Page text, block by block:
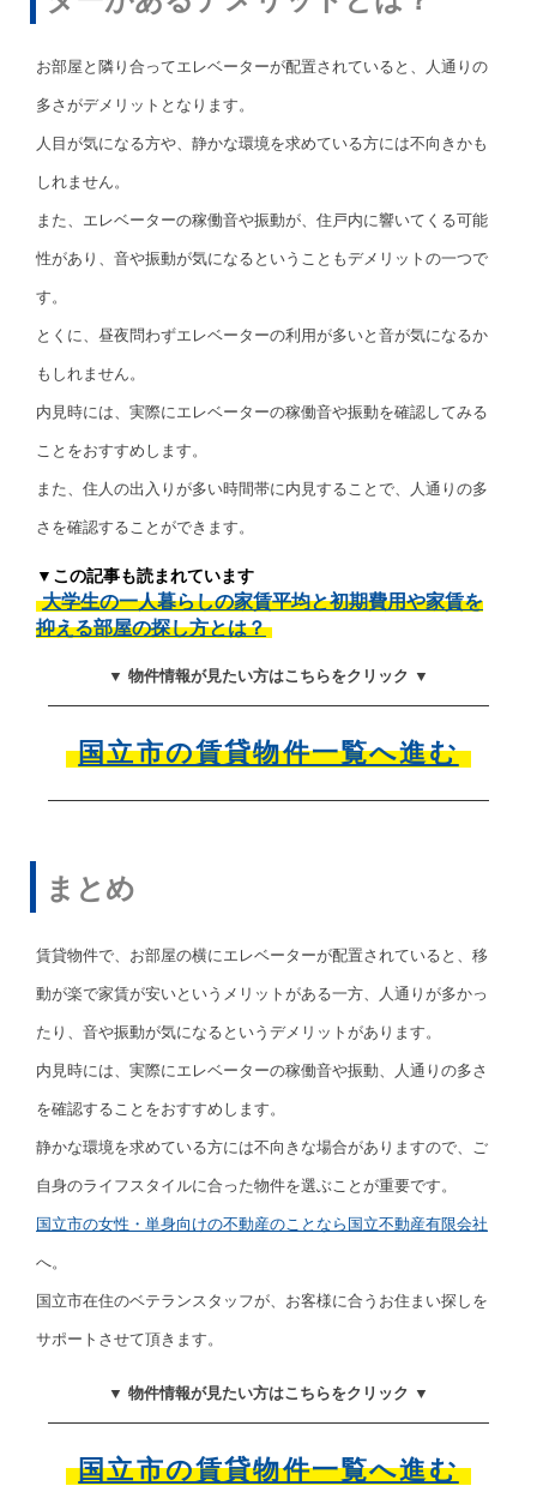
お部屋と隣り合ってエレベーターが配置されていると、人通りの
多さがデメリットとなります。
人目が気になる方や、静かな環境を求めている方には不向きかも
しれません。
また、エレベーターの稼働音や振動が、住戸内に響いてくる可能
性があり、音や振動が気になるということもデメリットの一つで
す。
とくに、昼夜問わずエレベーターの利用が多いと音が気になるか
もしれません。
内見時には、実際にエレベーターの稼働音や振動を確認してみる
ことをおすすめします。
また、住人の出入りが多い時間帯に内見することで、人通りの多
さを確認することができます。
▼この記事も読まれています
大学生の一人暮らしの家賃平均と初期費用や家賃を
抑える部屋の探し方とは？
▼ 物件情報が見たい方はこちらをクリック ▼
国立市の賃貸物件一覧へ進む
まとめ
賃貸物件で、お部屋の横にエレベーターが配置されていると、移
動が楽で家賃が安いというメリットがある一方、人通りが多かっ
たり、音や振動が気になるというデメリットがあります。
内見時には、実際にエレベーターの稼働音や振動、人通りの多さ
を確認することをおすすめします。
静かな環境を求めている方には不向きな場合がありますので、ご
自身のライフスタイルに合った物件を選ぶことが重要です。
国立市の女性・単身向けの不動産のことなら国立不動産有限会社
へ。
国立市在住のベテランスタッフが、お客様に合うお住まい探しを
サポートさせて頂きます。
▼ 物件情報が見たい方はこちらをクリック ▼
国立市の賃貸物件一覧へ進む